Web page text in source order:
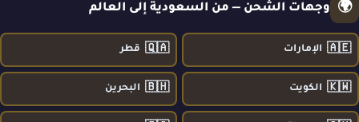
🌍 وجهات الشحن — من السعودية إلى العالم
🇦🇪 الإمارات 🇶🇦 قطر
🇰🇼 الكويت 🇧🇭 البحرين